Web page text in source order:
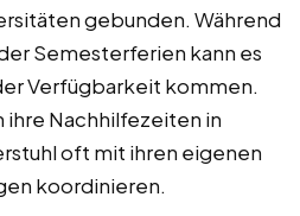
gebunden. Während
Semesterferien kann es
Verfügbarkeit kommen.
ihre Nachhilfezeiten in
oft mit ihren eigenen
koordinieren.